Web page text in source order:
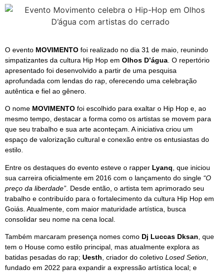
O evento MOVIMENTO foi realizado no dia 31 de maio, reunindo
simpatizantes da cultura Hip Hop em Olhos D’água . O repertório
apresentado foi desenvolvido a partir de uma pesquisa
aprofundada com lendas do rap, oferecendo uma celebração
autêntica e fiel ao gênero.
O nome MOVIMENTO foi escolhido para exaltar o Hip Hop e, ao
mesmo tempo, destacar a forma como os artistas se movem para
que seu trabalho e sua arte aconteçam. A iniciativa criou um
espaço de valorização cultural e conexão entre os entusiastas do
estilo.
Entre os destaques do evento esteve o rapper Lyanq , que iniciou
sua carreira oficialmente em 2016 com o lançamento do single “O
preço da liberdade” . Desde então, o artista tem aprimorado seu
trabalho e contribuído para o fortalecimento da cultura Hip Hop em
Goiás. Atualmente, com maior maturidade artística, busca
consolidar seu nome na cena local.
Também marcaram presença nomes como Dj Luccas Dksan , que
tem o House como estilo principal, mas atualmente explora as
batidas pesadas do rap; Uesth , criador do coletivo Losed Setion
fundado em 2022 para expandir a expressão artística local; e